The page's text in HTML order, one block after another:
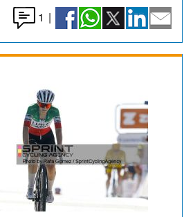
1 |